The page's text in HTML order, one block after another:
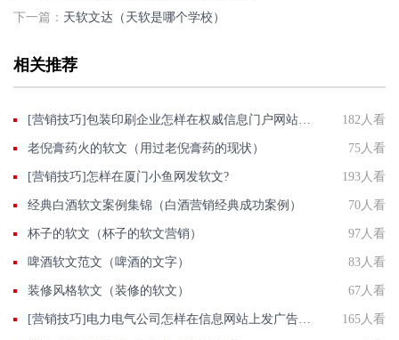
下一篇： 天软文达（天软是哪个学校）
相关推荐
[营销技巧]包装印刷企业怎样在权威信息门户网站发稿? 182人看
老倪膏药火的软文（用过老倪膏药的现状） 75人看
[营销技巧]怎样在厦门小鱼网发软文? 193人看
经典白酒软文案例集锦（白酒营销经典成功案例） 70人看
杯子的软文（杯子的软文营销） 97人看
啤酒软文范文（啤酒的文字） 83人看
装修风格软文（装修的软文） 67人看
[营销技巧]电力电气公司怎样在信息网站上发广告做推广提高产品知名度呢 165人看